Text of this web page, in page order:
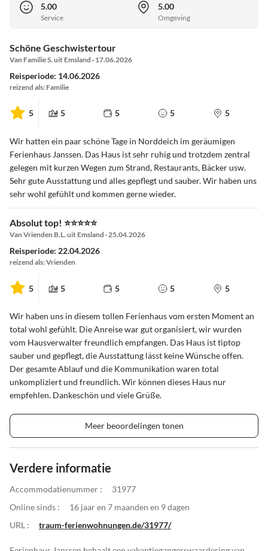
5.00
Service
5.00
Omgeving
Schöne Geschwistertour
Van Familie S. uit Emsland · 17.06.2026
Reisperiode: 14.06.2026
reizend als: Familie
5 5 5 5 5
Wir hatten ein paar schöne Tage in Norddeich im geräumigen
Ferienhaus Janssen. Das Haus ist sehr ruhig und trotzdem zentral
gelegen mit kurzen Wegen zum Strand, Restaurants, Bäcker usw.
Sehr gute Ausstattung und alles gepflegt und sauber. Wir haben uns
sehr wohl gefühlt und kommen gerne wieder.
Absolut top! ⭐️⭐️⭐️⭐️⭐️
Van Vrienden B.L. uit Emsland · 25.04.2026
Reisperiode: 22.04.2026
reizend als: Vrienden
5 5 5 5 5
Wir haben uns in diesem tollen Ferienhaus vom ersten Moment an
total wohl gefühlt. Die Anreise war gut organisiert, wir wurden
vom Hausverwalter freundlich empfangen. Das Haus ist tiptop
sauber und gepflegt, die Ausstattung lässt keine Wünsche offen.
Der gesamte Ablauf und die Kommunikation waren total
unkompliziert und freundlich. Wir können dieses Haus nur
empfehlen. Dankeschön und viele Grüße.
Meer beoordelingen tonen
Verdere informatie
Accommodatienummer :
31977
Online sinds :
16 jaar en 7 maanden en 9 dagen
URL :
traum-ferienwohnungen.de/31977/